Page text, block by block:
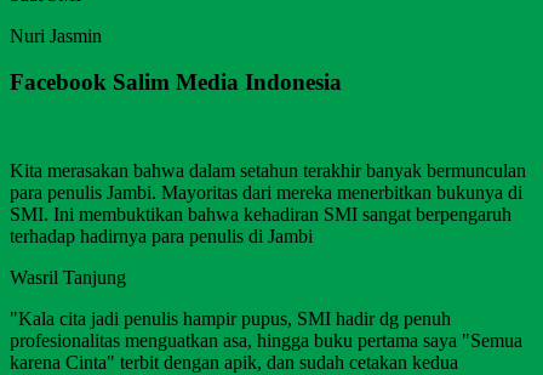
Nuri Jasmin
Facebook Salim Media Indonesia
Kita merasakan bahwa dalam setahun terakhir banyak bermunculan
para penulis Jambi. Mayoritas dari mereka menerbitkan bukunya di
SMI. Ini membuktikan bahwa kehadiran SMI sangat berpengaruh
terhadap hadirnya para penulis di Jambi
Wasril Tanjung
"Kala cita jadi penulis hampir pupus, SMI hadir dg penuh
profesionalitas menguatkan asa, hingga buku pertama saya "Semua
karena Cinta" terbit dengan apik, dan sudah cetakan kedua